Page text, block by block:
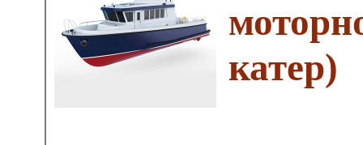
катер)